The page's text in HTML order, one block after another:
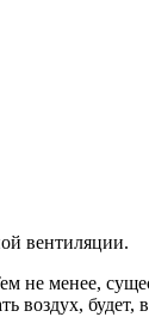
вентиляции.
не менее,
воздух, будет,